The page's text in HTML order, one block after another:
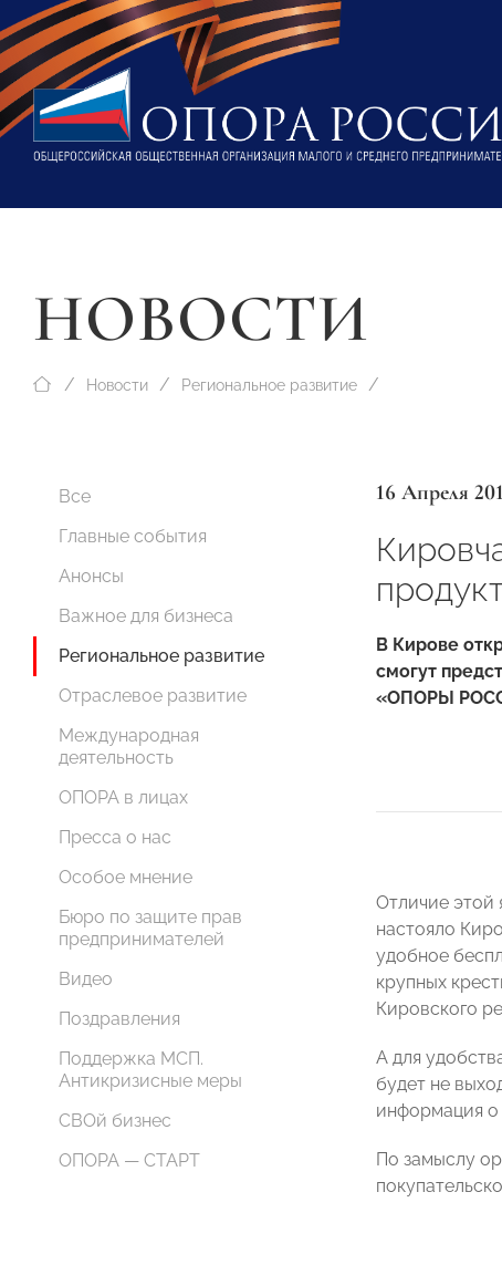
НОВОСТИ
Новости Региональное развитие
Все
Главные события
Анонсы
Важное для бизнеса
Региональное развитие
Отраслевое развитие
Международная
деятельность
ОПОРА в лицах
Пресса о нас
Особое мнение
Бюро по защите прав
предпринимателей
Видео
Поздравления
Поддержка МСП.
Антикризисные меры
СВОй бизнес
ОПОРА — СТАРТ
16 Апреля
В Кирове
смогут
«ОПОРЫ
Отличие этой
настояло
удобное
крупных
Кировского
А для
будет не
информация о
По замыслу